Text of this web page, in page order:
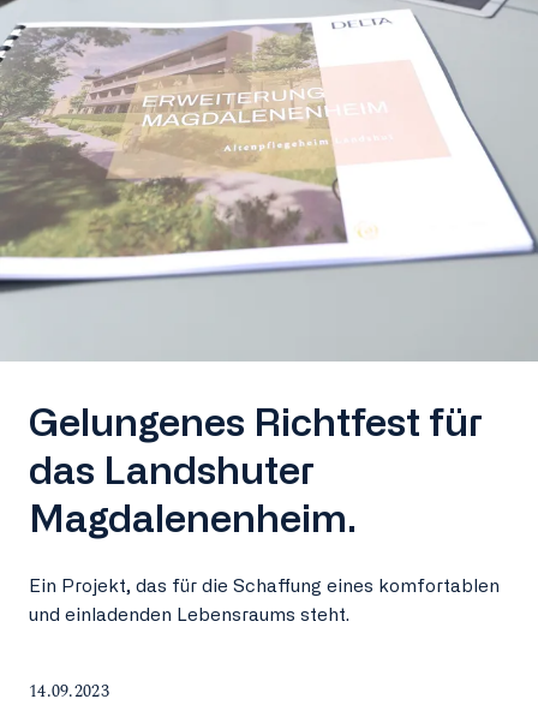
Gelungenes Richtfest für
das Landshuter
Magdalenenheim.
Ein Projekt, das für die Schaffung eines komfortablen
und einladenden Lebensraums steht.
14.09.2023